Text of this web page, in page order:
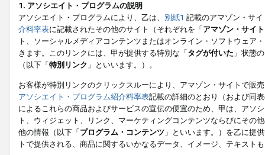
1. アソシエイト・プログラムの説明
アソシエイト・プログラムにより、乙は、 別紙1 記載のアマゾン・サ
介料率表に記載されたその他のサイト（それぞれを「アマゾン・サイト
ト、ソーシャルメディアコンテンツまたはオンライン・ソフトウェア
きます。このリンクには、甲が提供する特別な「タグが付いた 」状態
（以下「特別リンク 」といいます。）。
お客様が特別リンクのクリックスルーにより、アマゾン・サイトで販
アソシエイト・プログラム紹介料率表記載の詳細のとおり（および同
によるこれらの商品およびサービスの宣伝の便宜のため、甲は、アソ
ト、ウィジェット、リンク、マーケティングコンテンツならびにその
他の情報（以下「プログラム・コンテンツ 」といいます。）を乙に提
トで提供される、商品に関するいかなるデータ、イメージ、テキス